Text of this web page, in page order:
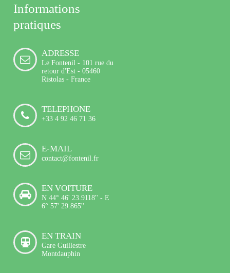
Informations
pratiques
ADRESSE
Le Fontenil - 101 rue du
retour d'Est - 05460
Ristolas - France
TELEPHONE
+33 4 92 46 71 36
E-MAIL
contact@fontenil.fr
EN VOITURE
N 44° 46' 23.9118'' - E
6° 57' 29.865''
EN TRAIN
Gare Guillestre
Montdauphin